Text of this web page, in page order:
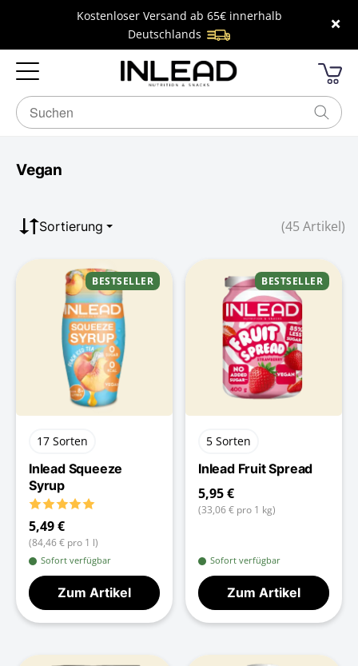
Kostenloser Versand ab 65€ innerhalb
Deutschlands
×
Vegan
Sortierung (45 Artikel)
BESTSELLER
17 Sorten
Inlead Squeeze
Syrup
5,49 €
(84,46 € pro 1 l)
Sofort verfügbar
Zum Artikel
BESTSELLER
5 Sorten
Inlead Fruit Spread
5,95 €
(33,06 € pro 1 kg)
Sofort verfügbar
Zum Artikel